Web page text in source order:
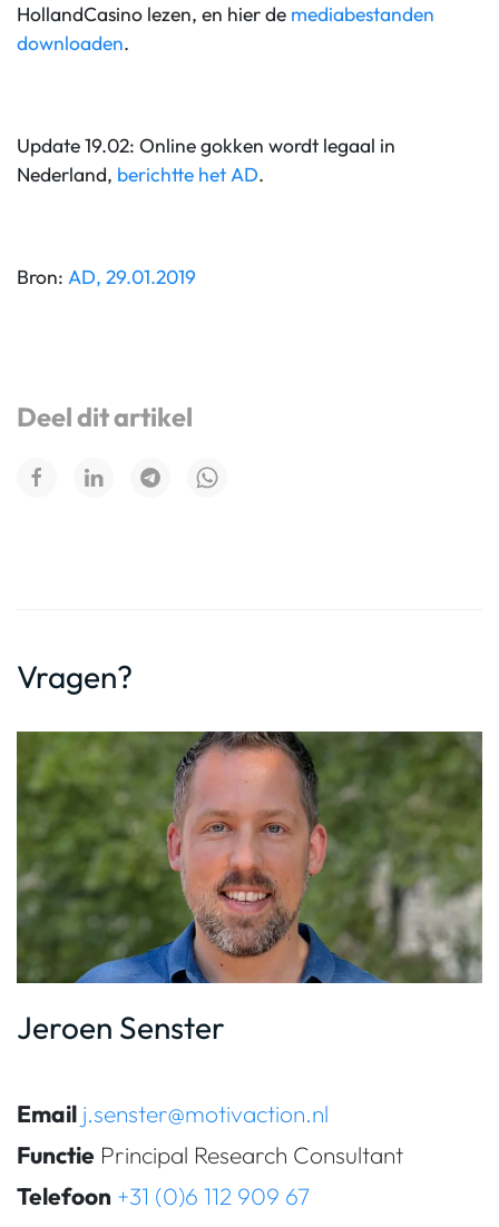
HollandCasino lezen, en hier de mediabestanden
downloaden.
Update 19.02: Online gokken wordt legaal in
Nederland, berichtte het AD.
Bron: AD, 29.01.2019
Deel dit artikel
Vragen?
Jeroen Senster
Email j.senster@motivaction.nl
Functie Principal Research Consultant
Telefoon +31 (0)6 112 909 67